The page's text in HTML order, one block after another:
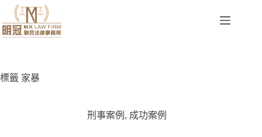
標籤 家暴
刑事案例 , 成功案例